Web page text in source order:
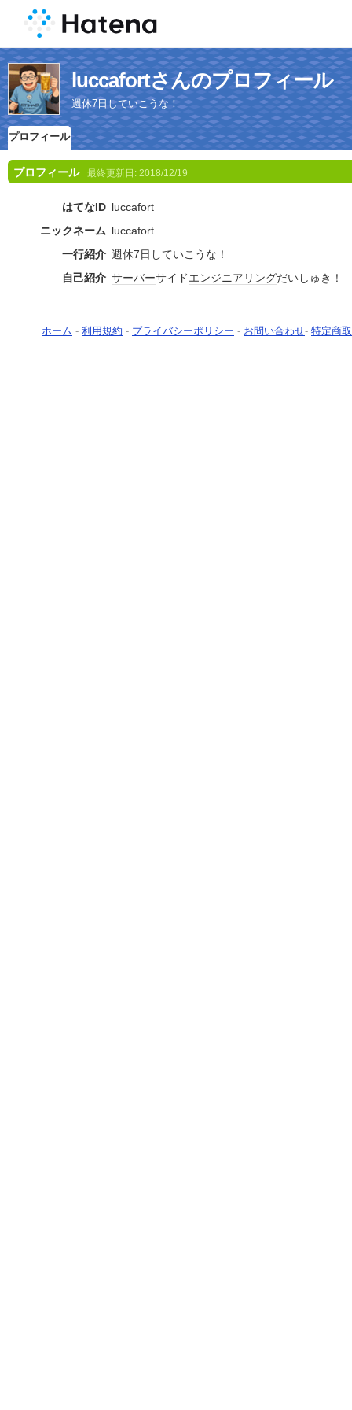
luccafortさんのプロフィール
週休7日していこうな！
プロフィール
プロフィール 最終更新日: 2018/12/19
はてなID luccafort
ニックネーム luccafort
一行紹介 週休7日していこうな！
自己紹介 サーバーサイドエンジニアリングだいしゅき！
ホーム - 利用規約 - プライバシーポリシー - お問い合わせ- 特定商